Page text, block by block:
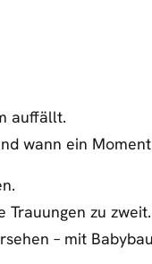
auffällt.
wann ein
Trauungen zu zweit.
– mit